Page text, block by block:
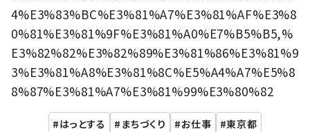
4%E3%83%BC%E3%81%A7%E3%81%AF%E3%8
0%81%E3%81%9F%E3%81%A0%E7%B5%B5,%
E3%82%82%E3%82%89%E3%81%86%E3%81%9
3%E3%81%A8%E3%81%8C%E5%A4%A7%E5%8
8%87%E3%81%A7%E3%81%99%E3%80%82
はっとする まちづくり お仕事 東京都